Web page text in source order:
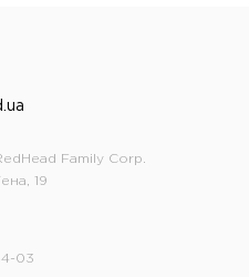
Family Corp.
19
03